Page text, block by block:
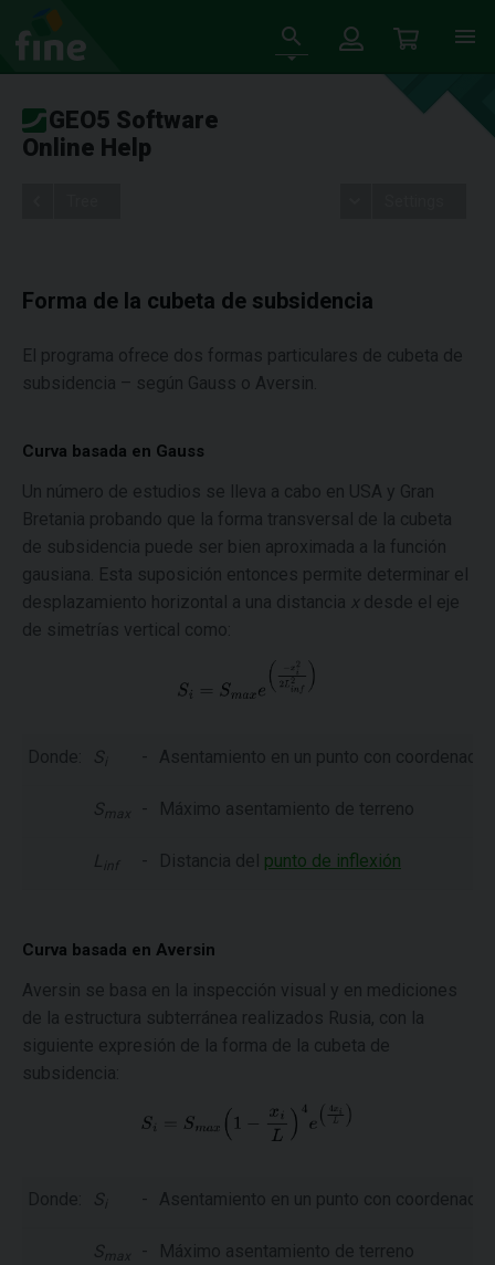
GEO5 Software
Online Help
Forma de la cubeta de subsidencia
El programa ofrece dos formas particulares de cubeta de
subsidencia – según Gauss o Aversin.
Curva basada en Gauss
Un número de estudios se lleva a cabo en USA y Gran
Bretania probando que la forma transversal de la cubeta
de subsidencia puede ser bien aproximada a la función
gausiana. Esta suposición entonces permite determinar el
desplazamiento horizontal a una distancia x desde el eje
de simetrías vertical como:
Donde: S - Asentamiento en un punto con coordenada
Smax - Máximo asentamiento de terreno
L inf - Distancia del punto de inflexión
Curva basada en Aversin
Aversin se basa en la inspección visual y en mediciones
de la estructura subterránea realizados Rusia, con la
siguiente expresión de la forma de la cubeta de
subsidencia:
Donde: S - Asentamiento en un punto con coordenada
Smax - Máximo asentamiento de terreno